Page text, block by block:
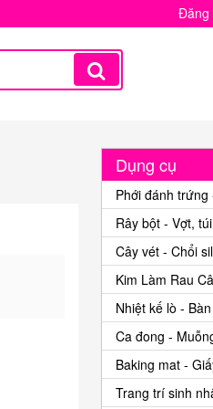
Đăng
Dụng cụ
Phới đánh trứng
Rây bột - Vợt,
Cây vét - Chổi
Kim Làm Rau
Nhiệt kế lò -
Ca đong -
Baking mat -
Trang trí sinh